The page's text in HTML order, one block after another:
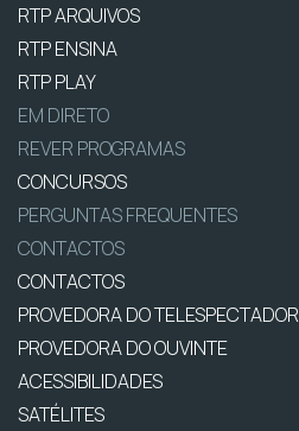
RTP ARQUIVOS
RTP ENSINA
RTP PLAY
EM DIRETO
REVER PROGRAMAS
CONCURSOS
PERGUNTAS FREQUENTES
CONTACTOS
CONTACTOS
PROVEDORA DO TELESPECTADOR
PROVEDORA DO OUVINTE
ACESSIBILIDADES
SATÉLITES